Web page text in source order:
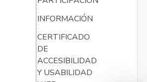
INFORMACIÓN
CERTIFICADO
DE
ACCESIBILIDAD
Y USABILIDAD